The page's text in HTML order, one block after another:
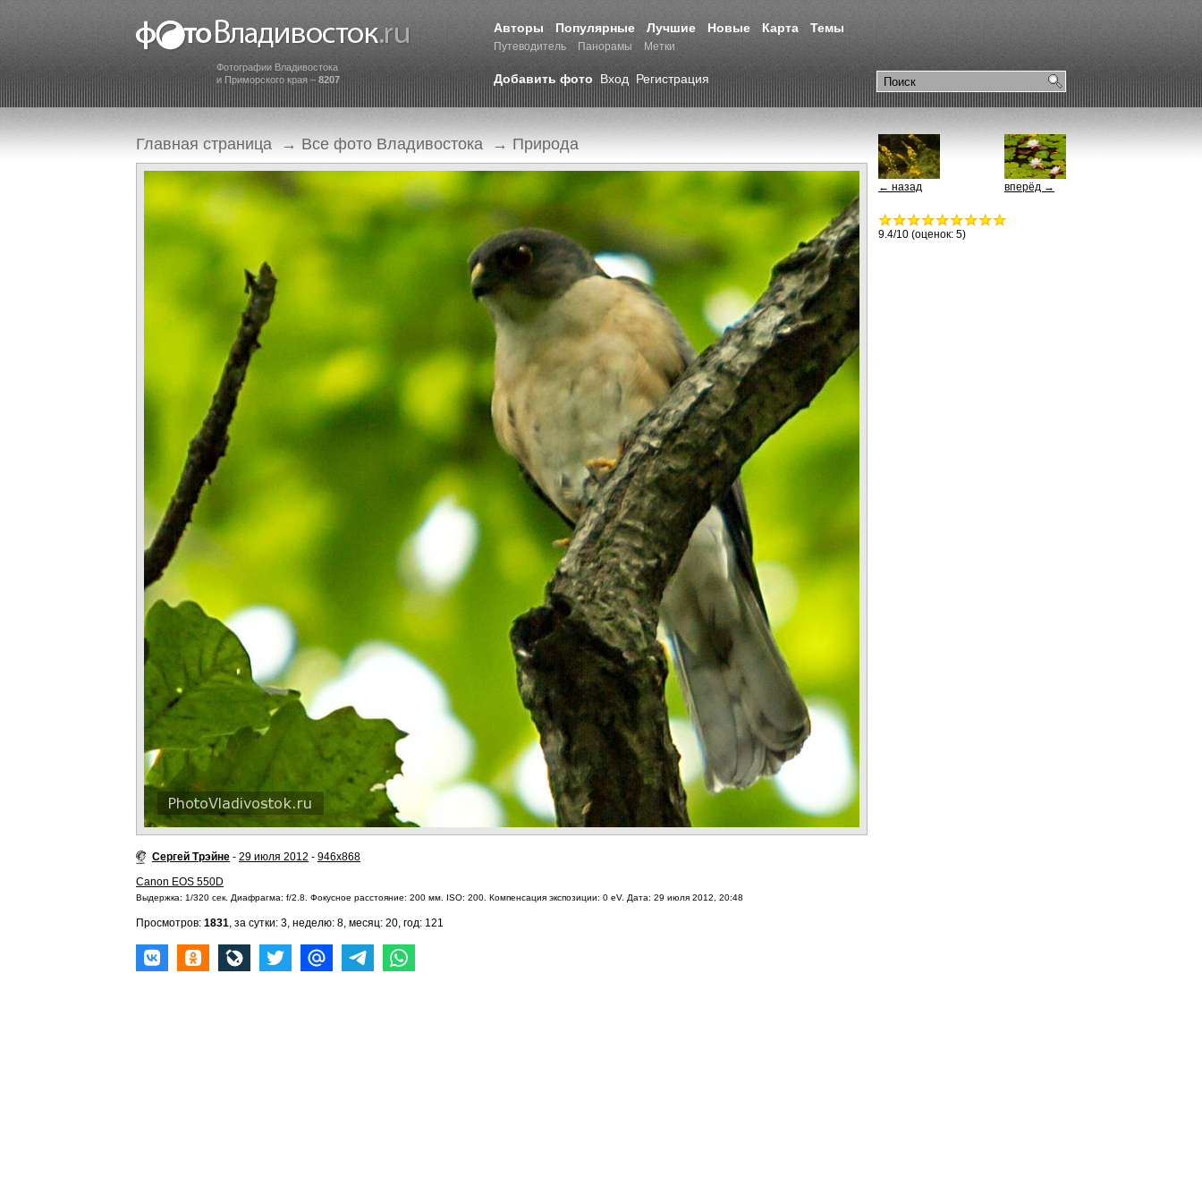
Фотографии Владивостока
и Приморского края – 8207
Авторы Популярные Лучшие Новые Карта Темы
Путеводитель Панорамы Метки
Добавить фото Вход Регистрация
Главная страница → Все фото Владивостока → Природа
Сергей Трэйне - 29 июля 2012 - 946x868
Canon EOS 550D
Выдержка: 1/320 сек. Диафрагма: f/2.8. Фокусное расстояние: 200 мм. ISO: 200. Компенсация экспозиции: 0 eV. Дата: 29 июля 2012, 20:48
Просмотров: 1831, за сутки: 3, неделю: 8, месяц: 20, год: 121
вперёд →
← назад
9.4/10 (оценок: 5)